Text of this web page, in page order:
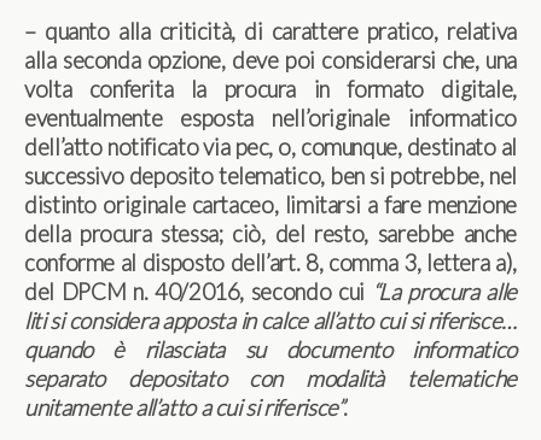
– quanto alla criticità, di carattere pratico, relativa
alla seconda opzione, deve poi considerarsi che, una
volta conferita la procura in formato digitale,
eventualmente esposta nell’originale informatico
dell’atto notificato via pec, o, comunque, destinato al
successivo deposito telematico, ben si potrebbe, nel
distinto originale cartaceo, limitarsi a fare menzione
della procura stessa; ciò, del resto, sarebbe anche
conforme al disposto dell’art. 8, comma 3, lettera a),
del DPCM n. 40/2016, secondo cui “La procura alle
liti si considera apposta in calce all’atto cui si riferisce…
quando è rilasciata su documento informatico
separato depositato con modalità telematiche
unitamente all’atto a cui si riferisce”.